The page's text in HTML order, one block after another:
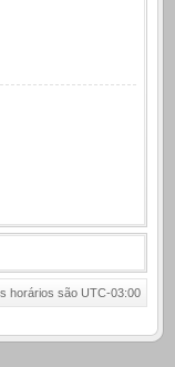
horários são UTC-03:00